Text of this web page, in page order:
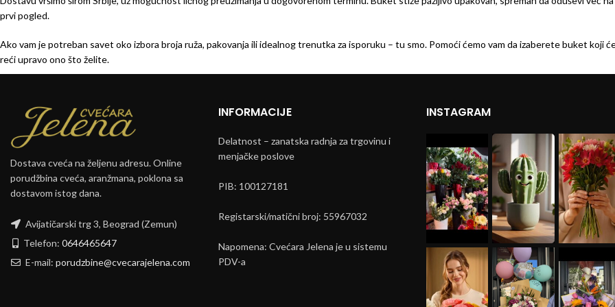
prvi pogled.
Ako vam je potreban savet oko izbora broja ruža, pakovanja ili idealnog trenutka za isporuku – tu smo. Pomoći ćemo vam da izaberete buket koji
reći upravo ono što želite.
Dostava cveća na željenu adresu. Online
porudžbina cveća, aranžmana, poklona sa
dostavom istog dana.
Avijatičarski trg 3, Beograd (Zemun)
Telefon: 0646465647
E-mail: porudzbine@cvecarajelena.com
INFORMACIJE
Delatnost – zanatska radnja za trgovinu i
menjačke poslove
PIB: 100127181
Registarski/matični broj: 55967032
Napomena: Cvećara Jelena je u sistemu
PDV-a
INSTAGRAM